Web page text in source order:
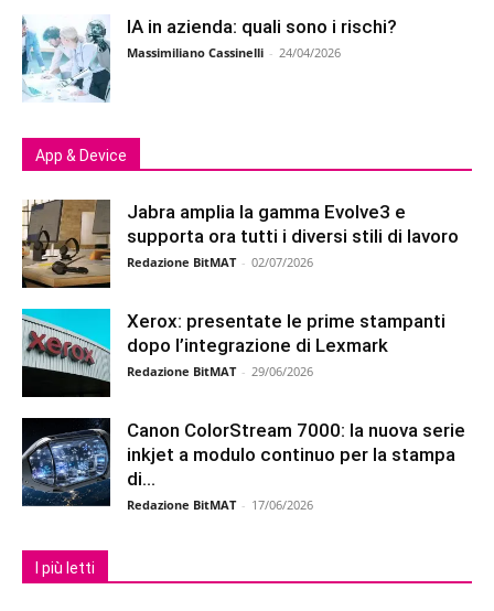
IA in azienda: quali sono i rischi?
Massimiliano Cassinelli - 24/04/2026
App & Device
Jabra amplia la gamma Evolve3 e
supporta ora tutti i diversi stili di lavoro
Redazione BitMAT - 02/07/2026
Xerox: presentate le prime stampanti
dopo l’integrazione di Lexmark
Redazione BitMAT - 29/06/2026
Canon ColorStream 7000: la nuova serie
inkjet a modulo continuo per la stampa
di...
Redazione BitMAT - 17/06/2026
I più letti